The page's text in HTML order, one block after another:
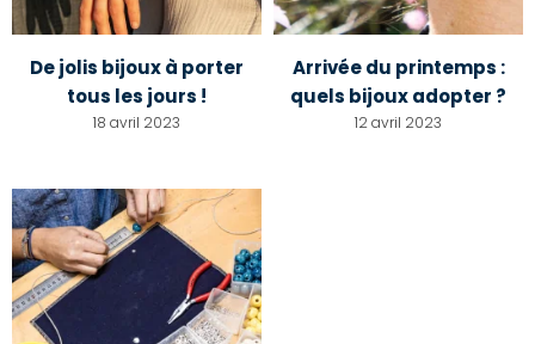
De jolis bijoux à porter
tous les jours !
18 avril 2023
Arrivée du printemps :
quels bijoux adopter ?
12 avril 2023